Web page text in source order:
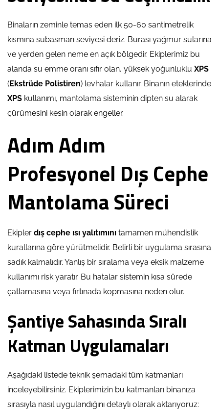
Binaların zeminle temas eden ilk 50-60 santimetrelik
kısmına subasman seviyesi deriz. Burası yağmur sularına
ve yerden gelen neme en açık bölgedir. Ekiplerimiz bu
alanda su emme oranı sıfır olan, yüksek yoğunluklu XPS
(Ekstrüde Polistiren) levhalar kullanır. Binanın eteklerinde
XPS kullanımı, mantolama sisteminin dipten su alarak
çürümesini kesin olarak engeller.
Adım Adım
Profesyonel Dış Cephe
Mantolama Süreci
Ekipler dış cephe ısı yalıtımını tamamen mühendislik
kurallarına göre yürütmelidir. Belirli bir uygulama sırasına
sadık kalmalıdır. Yanlış bir sıralama veya eksik malzeme
kullanımı risk yaratır. Bu hatalar sistemin kısa sürede
çatlamasına veya fırtınada kopmasına neden olur.
Şantiye Sahasında Sıralı
Katman Uygulamaları
Aşağıdaki listede teknik şemadaki tüm katmanları
inceleyebilirsiniz. Ekiplerimizin bu katmanları binanıza
sırasıyla nasıl uygulandığını detaylı olarak aktarıyoruz: